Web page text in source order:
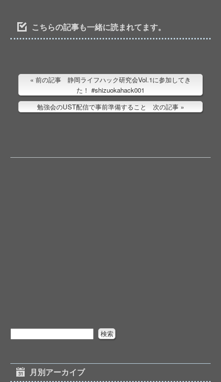
こちらの記事も一緒に読まれてます。
前の記事 静岡ライフハック研究会Vol.1に参加してき
た！ #shizuokahack001
勉強会のUST配信で事前準備すること 次の記事
月別アーカイブ